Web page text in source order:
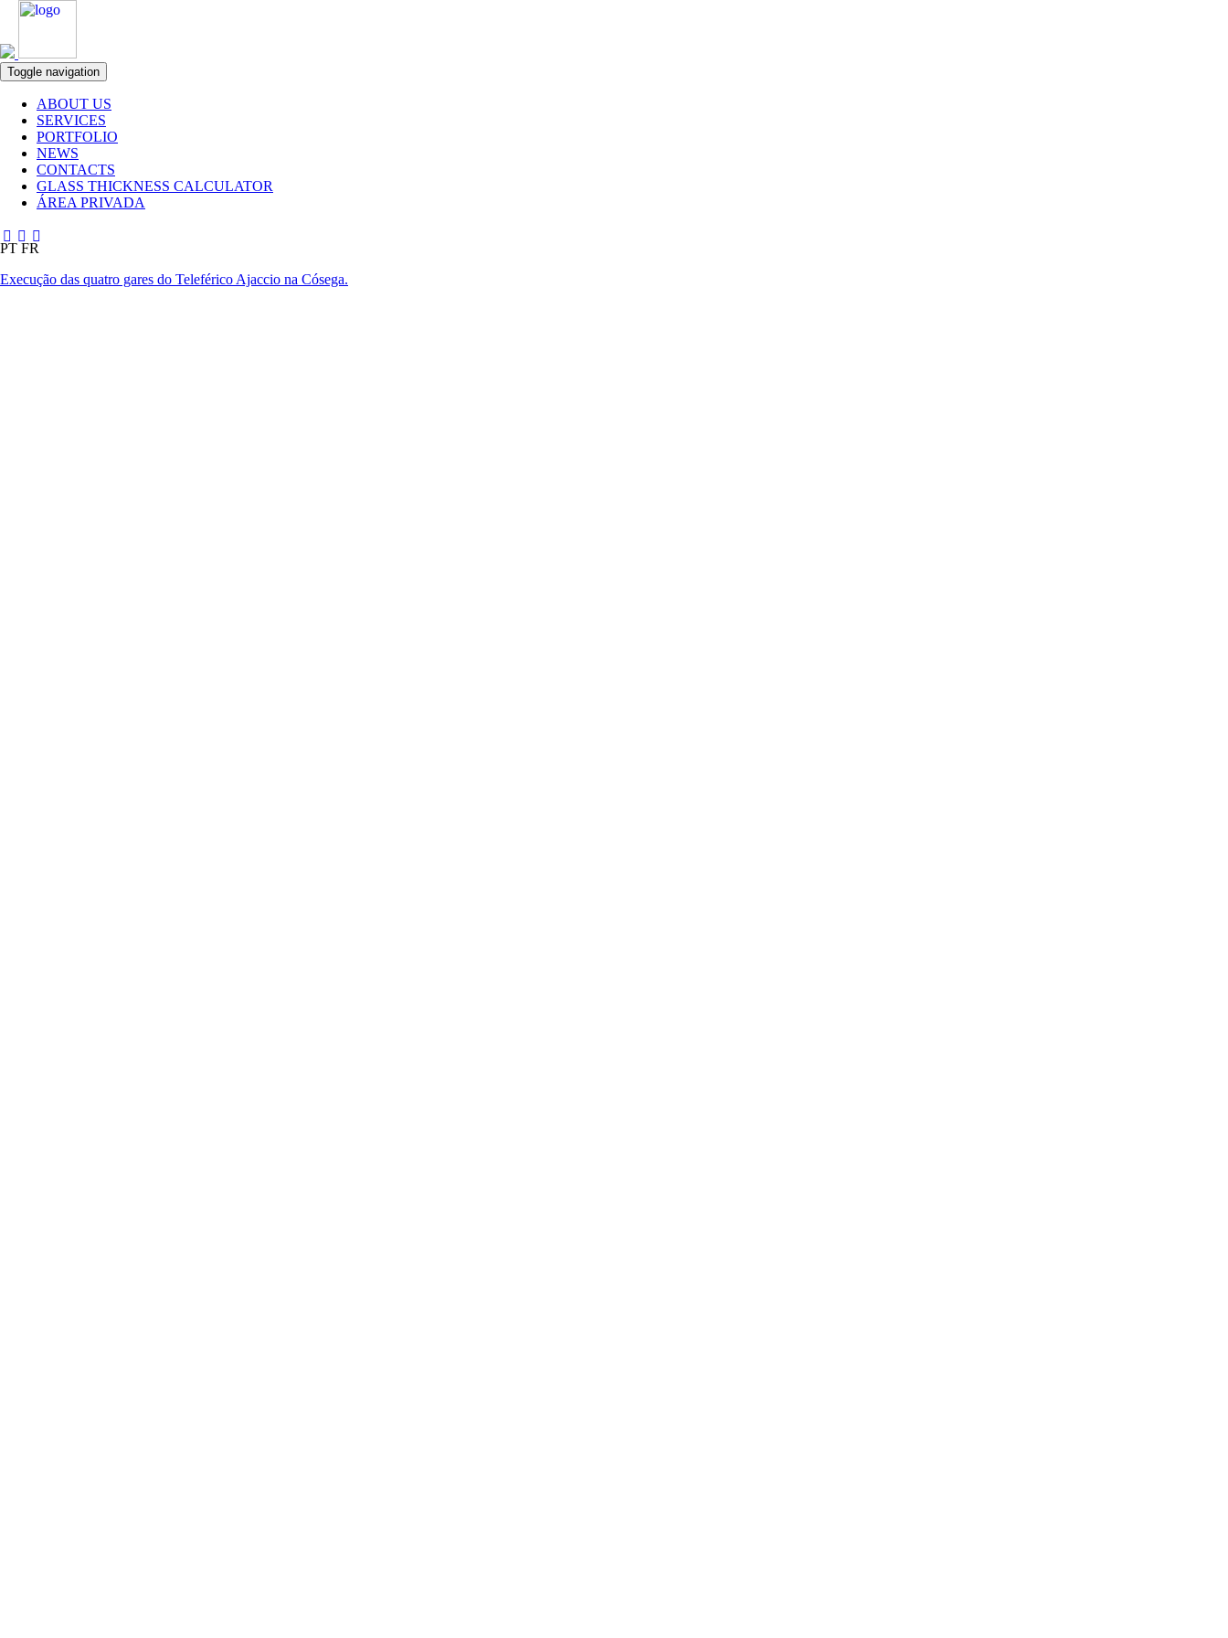
Toggle navigation
ABOUT US
SERVICES
PORTFOLIO
NEWS
CONTACTS
GLASS THICKNESS CALCULATOR
ÁREA PRIVADA
PT FR
Execução das quatro gares do Teleférico Ajaccio na Cósega.